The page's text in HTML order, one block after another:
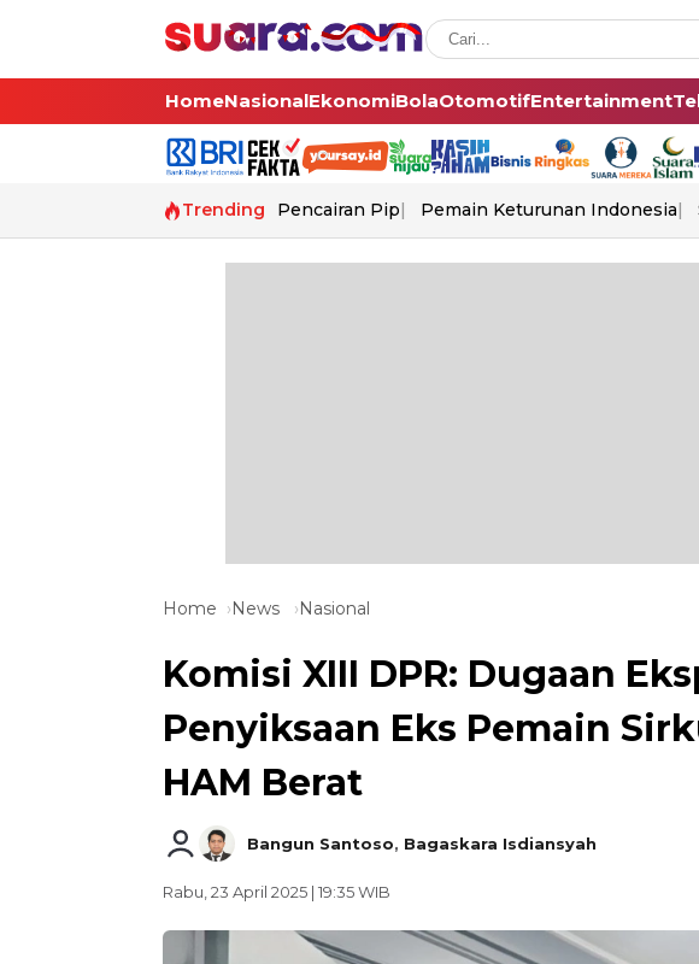
HomeNasionalEkonomiBolaOtomotifEntertainment
Trending Pencairan Pip Pemain Keturunan Indonesia
Home News Nasional
Komisi XIII DPR: Dugaan
Penyiksaan Eks Pemain
HAM Berat
Bangun Santoso, Bagaskara Isdiansyah
Rabu, 23 April 2025 | 19:35 WIB